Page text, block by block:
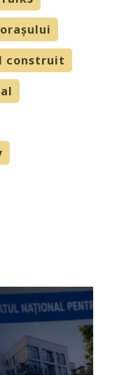
construit